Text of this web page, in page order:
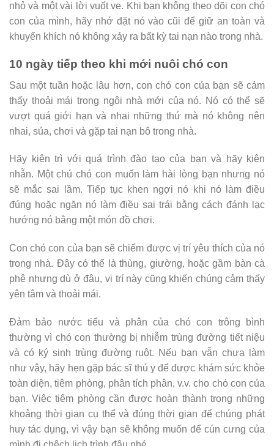
nhỏ và một vài lời vuốt ve. Khi bạn không theo dõi con chó
con của mình, hãy nhớ đặt nó vào cũi để giữ an toàn và
khuyến khích nó không xảy ra bất kỳ tai nạn nào trong nhà.
10 ngày tiếp theo khi mới nuôi chó con
Sau một tuần hoặc lâu hơn, con chó con của bạn sẽ cảm
thấy thoải mái trong ngôi nhà mới của nó. Nó có thể sẽ
vượt quá giới hạn và nhai những thứ mà nó không nên
nhai, sủa, chơi và gặp tai nạn bô trong nhà.
Hãy kiên trì với quá trình đào tạo của bạn và hãy kiên
nhẫn. Một chú chó con muốn làm hài lòng bạn nhưng nó
sẽ mắc sai lầm. Tiếp tục khen ngợi nó khi nó làm điều
đúng hoặc ngăn nó làm điều sai trái bằng cách đánh lạc
hướng nó bằng một món đồ chơi.
Con chó con của bạn sẽ chiếm được vị trí yêu thích của nó
trong nhà. Đây có thể là thùng, giường, hoặc gầm bàn cà
phê nhưng dù ở đâu, vị trí này cũng khiến chúng cảm thấy
yên tâm và thoải mái.
Đảm bảo nước tiểu và phân của chó con trông bình
thường vì chó con thường bị nhiễm trùng đường tiết niệu
và có ký sinh trùng đường ruột. Nếu bạn vẫn chưa làm
như vậy, hãy hẹn gặp bác sĩ thú y để được khám sức khỏe
toàn diện, tiêm phòng, phân tích phân, v.v. cho chó con của
bạn. Việc tiêm phòng cần được hoàn thành trong những
khoảng thời gian cụ thể và đúng thời gian để chúng phát
huy tác dụng, vì vậy bạn sẽ không muốn để cún cưng của